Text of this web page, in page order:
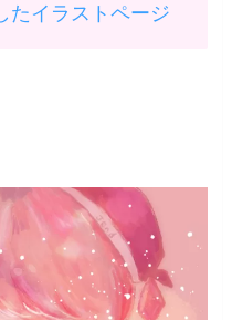
たイラストページ